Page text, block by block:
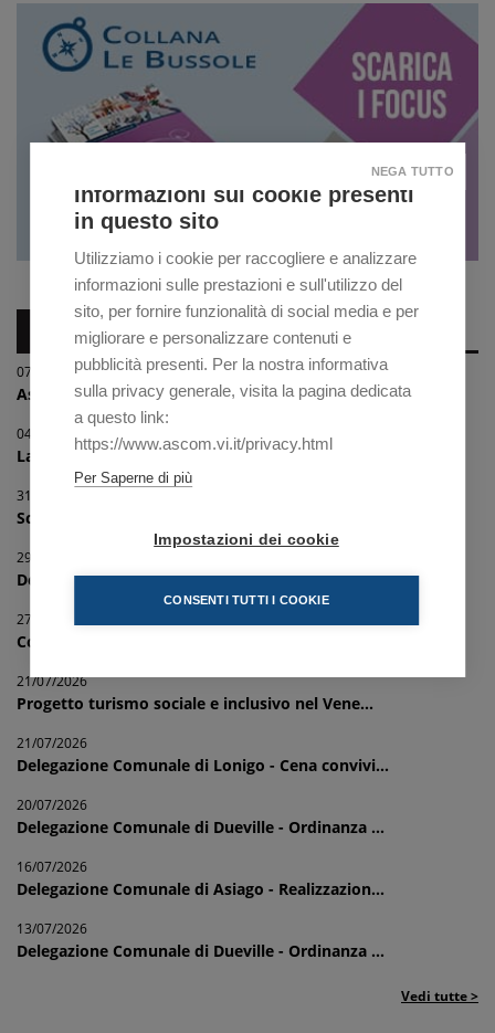
NEWS IMPRESE
07/08/2026
Associazione provinciale commercianti prodott...
04/08/2026
Laboratorio per ragazzi "On board con le STEM...
31/07/2026
Scopri i nuovi corsi finanziati con i Voucher...
29/07/2026
Delegazione Comunale di Vicenza - "Progetto R...
27/07/2026
Convenzione biglietti e abbonamenti Hockey Cl...
21/07/2026
Progetto turismo sociale e inclusivo nel Vene...
21/07/2026
Delegazione Comunale di Lonigo - Cena convivi...
20/07/2026
Delegazione Comunale di Dueville - Ordinanza ...
16/07/2026
Delegazione Comunale di Asiago - Realizzazion...
13/07/2026
Delegazione Comunale di Dueville - Ordinanza ...
Vedi tutte >
Informazioni sui cookie presenti
in questo sito
Utilizziamo i cookie per raccogliere e analizzare
informazioni sulle prestazioni e sull'utilizzo del
sito, per fornire funzionalità di social media e per
migliorare e personalizzare contenuti e
pubblicità presenti. Per la nostra informativa
sulla privacy generale, visita la pagina dedicata
a questo link:
https://www.ascom.vi.it/privacy.html
Per Saperne di più
Impostazioni dei cookie
NEGA TUTTO
CONSENTI TUTTI I COOKIE